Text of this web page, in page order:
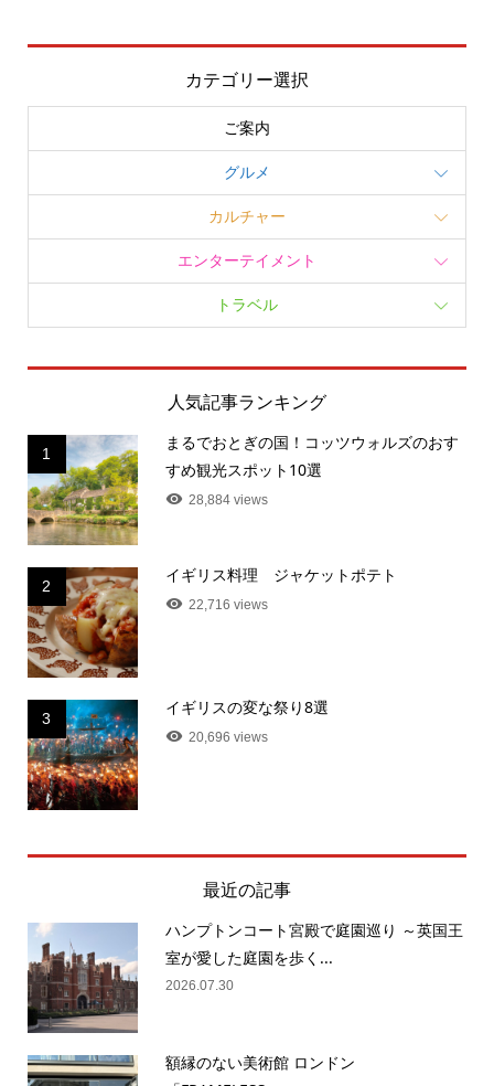
カテゴリー選択
ご案内
グルメ
カルチャー
エンターテイメント
トラベル
人気記事ランキング
1
まるでおとぎの国！コッツウォルズのおす
すめ観光スポット10選
28,884 views
2
イギリス料理 ジャケットポテト
22,716 views
3
イギリスの変な祭り8選
20,696 views
最近の記事
ハンプトンコート宮殿で庭園巡り ～英国王
室が愛した庭園を歩く...
2026.07.30
額縁のない美術館 ロンドン